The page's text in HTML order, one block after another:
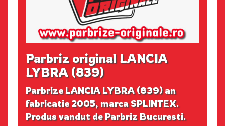
Parbriz original LANCIA
LYBRA (839)
Parbrize LANCIA LYBRA (839) an
fabricatie 2005, marca SPLINTEX.
Produs vandut de Parbriz Bucuresti.